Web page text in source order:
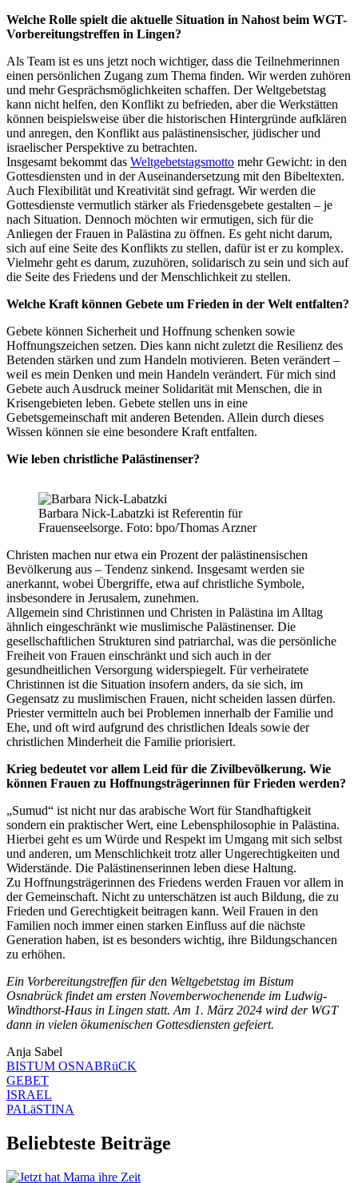
Welche Rolle spielt die aktuelle Situation in Nahost beim WGT-
Vorbereitungstreffen in Lingen?
Als Team ist es uns jetzt noch wichtiger, dass die Teilnehmerinnen
einen persönlichen Zugang zum Thema finden. Wir werden zuhören
und mehr Gesprächsmöglichkeiten schaffen. Der Weltgebetstag
kann nicht helfen, den Konflikt zu befrieden, aber die Werkstätten
können beispielsweise über die historischen Hintergründe aufklären
und anregen, den Konflikt aus palästinensischer, jüdischer und
israelischer Perspektive zu betrachten.
Insgesamt bekommt das Weltgebetstagsmotto mehr Gewicht: in den
Gottesdiensten und in der Auseinandersetzung mit den Bibeltexten.
Auch Flexibilität und Kreativität sind gefragt. Wir werden die
Gottesdienste vermutlich stärker als Friedensgebete gestalten – je
nach Situation. Dennoch möchten wir ermutigen, sich für die
Anliegen der Frauen in Palästina zu öffnen. Es geht nicht darum,
sich auf eine Seite des Konflikts zu stellen, dafür ist er zu komplex.
Vielmehr geht es darum, zuzuhören, solidarisch zu sein und sich auf
die Seite des Friedens und der Menschlichkeit zu stellen.
Welche Kraft können Gebete um Frieden in der Welt entfalten?
Gebete können Sicherheit und Hoffnung schenken sowie
Hoffnungszeichen setzen. Dies kann nicht zuletzt die Resilienz des
Betenden stärken und zum Handeln motivieren. Beten verändert –
weil es mein Denken und mein Handeln verändert. Für mich sind
Gebete auch Ausdruck meiner Solidarität mit Menschen, die in
Krisengebieten leben. Gebete stellen uns in eine
Gebetsgemeinschaft mit anderen Betenden. Allein durch dieses
Wissen können sie eine besondere Kraft entfalten.
Wie leben christliche Palästinenser?
Barbara Nick-Labatzki ist Referentin für
Frauenseelsorge. Foto: bpo/Thomas Arzner
Christen machen nur etwa ein Prozent der palästinensischen
Bevölkerung aus – Tendenz sinkend. Insgesamt werden sie
anerkannt, wobei Übergriffe, etwa auf christliche Symbole,
insbesondere in Jerusalem, zunehmen.
Allgemein sind Christinnen und Christen in Palästina im Alltag
ähnlich eingeschränkt wie muslimische Palästinenser. Die
gesellschaftlichen Strukturen sind patriarchal, was die persönliche
Freiheit von Frauen einschränkt und sich auch in der
gesundheitlichen Versorgung widerspiegelt. Für verheiratete
Christinnen ist die Situation insofern anders, da sie sich, im
Gegensatz zu muslimischen Frauen, nicht scheiden lassen dürfen.
Priester vermitteln auch bei Problemen innerhalb der Familie und
Ehe, und oft wird aufgrund des christlichen Ideals sowie der
christlichen Minderheit die Familie priorisiert.
Krieg bedeutet vor allem Leid für die Zivilbevölkerung. Wie
können Frauen zu Hoffnungsträgerinnen für Frieden werden?
„Sumud“ ist nicht nur das arabische Wort für Standhaftigkeit
sondern ein praktischer Wert, eine Lebensphilosophie in Palästina.
Hierbei geht es um Würde und Respekt im Umgang mit sich selbst
und anderen, um Menschlichkeit trotz aller Ungerechtigkeiten und
Widerstände. Die Palästinenserinnen leben diese Haltung.
Zu Hoffnungsträgerinnen des Friedens werden Frauen vor allem in
der Gemeinschaft. Nicht zu unterschätzen ist auch Bildung, die zu
Frieden und Gerechtigkeit beitragen kann. Weil Frauen in den
Familien noch immer einen starken Einfluss auf die nächste
Generation haben, ist es besonders wichtig, ihre Bildungschancen
zu erhöhen.
Ein Vorbereitungstreffen für den Weltgebetstag im Bistum
Osnabrück findet am ersten Novemberwochenende im Ludwig-
Windthorst-Haus in Lingen statt. Am 1. März 2024 wird der WGT
dann in vielen ökumenischen Gottesdiensten gefeiert.
Anja Sabel
BISTUM OSNABRüCK
GEBET
ISRAEL
PALäSTINA
Beliebteste Beiträge